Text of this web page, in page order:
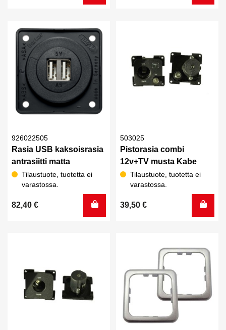
66,00 €.
45,00 €.
926022505
Rasia USB kaksoisrasia
antrasiitti matta
Tilaustuote, tuotetta ei
varastossa.
82,40 €
503025
Pistorasia combi
12v+TV musta Kabe
Tilaustuote, tuotetta ei
varastossa.
39,50 €